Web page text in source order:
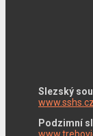
Slezský
www.sshs.cz
Podzimní